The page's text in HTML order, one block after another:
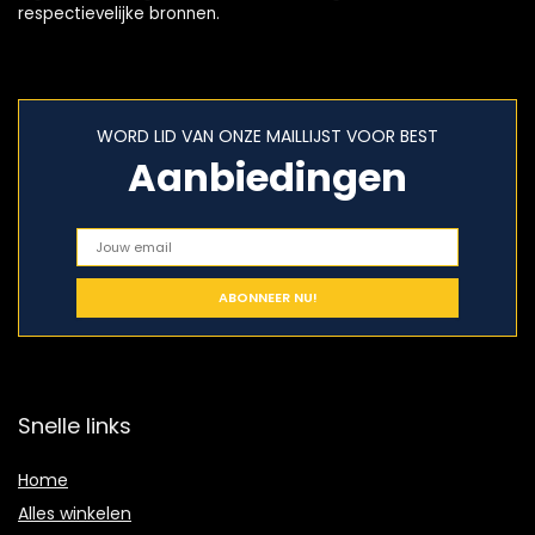
respectievelijke bronnen.
WORD LID VAN ONZE MAILLIJST VOOR BEST
Aanbiedingen
Snelle links
Home
Alles winkelen